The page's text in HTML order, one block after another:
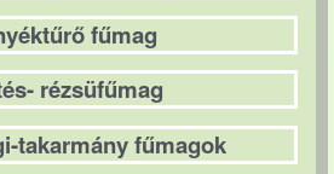
fűmag
rézsüfűmag
takarmány fűmagok